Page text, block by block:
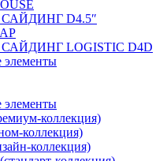
D4.5″
LOGISTIC D4D
элементы
элементы
коллекция)
коллекция)
коллекция)